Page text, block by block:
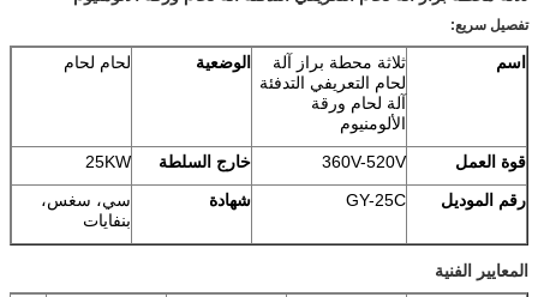
تفصيل سريع:
اسم
ثلاثة محطة براز آلة
لحام التعريفي التدفئة
آلة لحام ورقة
الألومنيوم
الوضعية لحام لحام
قوة العمل 360V-520V خارج السلطة
25KW
رقم الموديل
GY-25C شهادة
سي، سغس،
بنفايات
المعايير الفنية